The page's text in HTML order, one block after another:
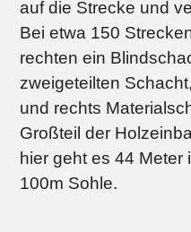
auf die Strecke und
Bei etwa 150
rechten ein
zweigeteilten
und rechts
Großteil der
hier geht es 44 Meter
100m Sohle.